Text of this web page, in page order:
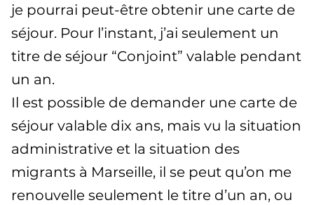
je pourrai peut-être obtenir une carte de
séjour. Pour l’instant, j’ai seulement un
titre de séjour “Conjoint” valable pendant
un an.
Il est possible de demander une carte de
séjour valable dix ans, mais vu la situation
administrative et la situation des
migrants à Marseille, il se peut qu’on me
renouvelle seulement le titre d’un an, ou